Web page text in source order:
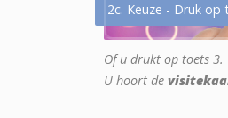
2c. Keuze - Druk op
Of u drukt op toets 3.
U hoort de